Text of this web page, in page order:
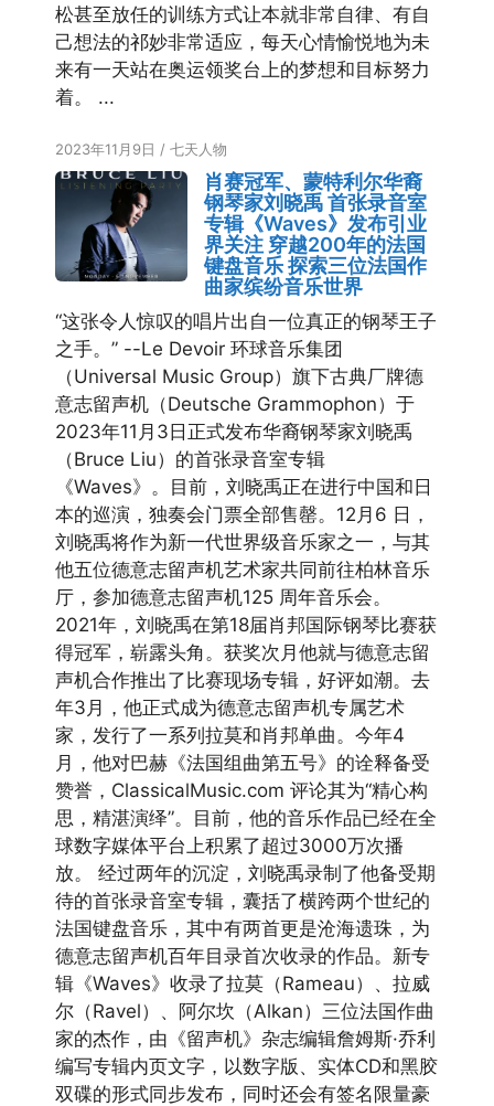
松甚至放任的训练方式让本就非常自律、有自
己想法的祁妙非常适应，每天心情愉悦地为未
来有一天站在奥运领奖台上的梦想和目标努力
着。 ...
2023年11月9日 / 七天人物
肖赛冠军、蒙特利尔华裔
钢琴家刘晓禹 首张录音室
专辑《Waves》发布引业
界关注 穿越200年的法国
键盘音乐 探索三位法国作
曲家缤纷音乐世界
“这张令人惊叹的唱片出自一位真正的钢琴王子
之手。” --Le Devoir 环球音乐集团
（Universal Music Group）旗下古典厂牌德
意志留声机（Deutsche Grammophon）于
2023年11月3日正式发布华裔钢琴家刘晓禹
（Bruce Liu）的首张录音室专辑
《Waves》。目前，刘晓禹正在进行中国和日
本的巡演，独奏会门票全部售罄。12月6 日，
刘晓禹将作为新一代世界级音乐家之一，与其
他五位德意志留声机艺术家共同前往柏林音乐
厅，参加德意志留声机125 周年音乐会。
2021年，刘晓禹在第18届肖邦国际钢琴比赛获
得冠军，崭露头角。获奖次月他就与德意志留
声机合作推出了比赛现场专辑，好评如潮。去
年3月，他正式成为德意志留声机专属艺术
家，发行了一系列拉莫和肖邦单曲。今年4
月，他对巴赫《法国组曲第五号》的诠释备受
赞誉，ClassicalMusic.com 评论其为“精心构
思，精湛演绎”。目前，他的音乐作品已经在全
球数字媒体平台上积累了超过3000万次播
放。 经过两年的沉淀，刘晓禹录制了他备受期
待的首张录音室专辑，囊括了横跨两个世纪的
法国键盘音乐，其中有两首更是沧海遗珠，为
德意志留声机百年目录首次收录的作品。新专
辑《Waves》收录了拉莫（Rameau）、拉威
尔（Ravel）、阿尔坎（Alkan）三位法国作曲
家的杰作，由《留声机》杂志编辑詹姆斯·乔利
编写专辑内页文字，以数字版、实体CD和黑胶
双碟的形式同步发布，同时还会有签名限量豪